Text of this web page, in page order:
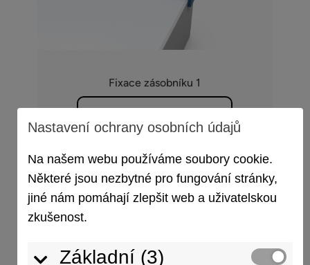
Nastavení ochrany osobních údajů
Na našem webu používáme soubory cookie.
Některé jsou nezbytné pro fungování stránky,
jiné nám pomáhají zlepšit web a uživatelskou
zkušenost.
Základní (3)
Fixace zásobníku 1